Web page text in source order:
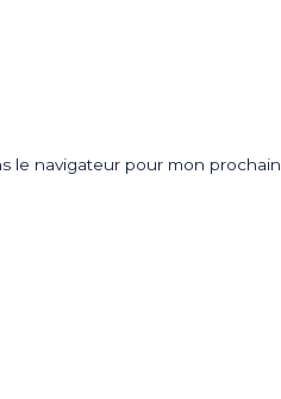
le navigateur pour mon prochain